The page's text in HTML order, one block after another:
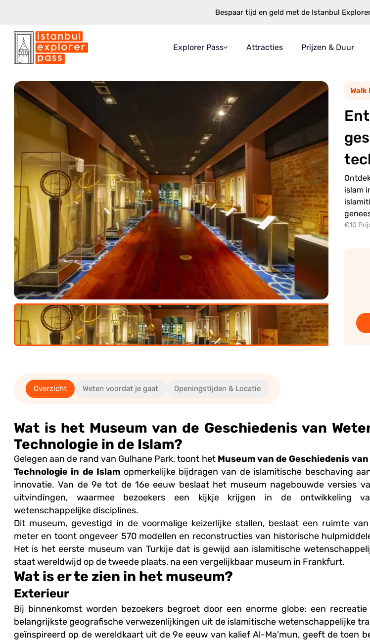
Bespaar tijd en geld met de Istanbul
Explorer Pass
Hoe het werkt
Bespaarwaarborg
Attracties Prijzen & Duur
Istanbul Explorer Pass
Walk
islam
€10
Overzicht Weten voordat je gaat Openingstijden & Locatie
Wat is het Museum van de Geschiedenis van
Technologie in de Islam?
Gelegen aan de rand van Gulhane Park, toont het Museum van de Geschiedenis
Technologie in de Islam opmerkelijke bijdragen van de islamitische beschaving
innovatie. Van de 9e tot de 16e eeuw beslaat het museum nagebouwde versies
uitvindingen, waarmee bezoekers een kijkje krijgen in de ontwikkeling
wetenschappelijke disciplines.
Dit museum, gevestigd in de voormalige keizerlijke stallen, beslaat een ruimte
meter en toont ongeveer 570 modellen en reconstructies van historische
Het is het eerste museum van Turkije dat is gewijd aan islamitische
staat wereldwijd op de tweede plaats, na een vergelijkbaar museum in Frankfurt.
Wat is er te zien in het museum?
Exterieur
Bij binnenkomst worden bezoekers begroet door een enorme globe: een
belangrijkste geografische verwezenlijkingen uit de islamitische wetenschappelijke
geïnspireerd op de wereldkaart uit de 9e eeuw van kalief Al-Ma'mun, geeft de toen
(12+)
0.00€